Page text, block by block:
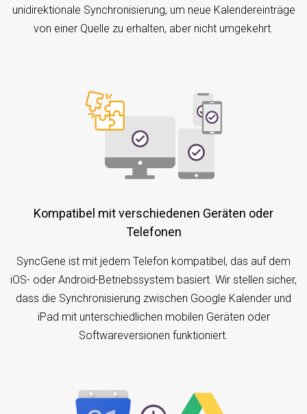
unidirektionale Synchronisierung, um neue Kalendereinträge
von einer Quelle zu erhalten, aber nicht umgekehrt.
Kompatibel mit verschiedenen Geräten oder
Telefonen
SyncGene ist mit jedem Telefon kompatibel, das auf dem
iOS- oder Android-Betriebssystem basiert. Wir stellen sicher,
dass die Synchronisierung zwischen Google Kalender und
iPad mit unterschiedlichen mobilen Geräten oder
Softwareversionen funktioniert.